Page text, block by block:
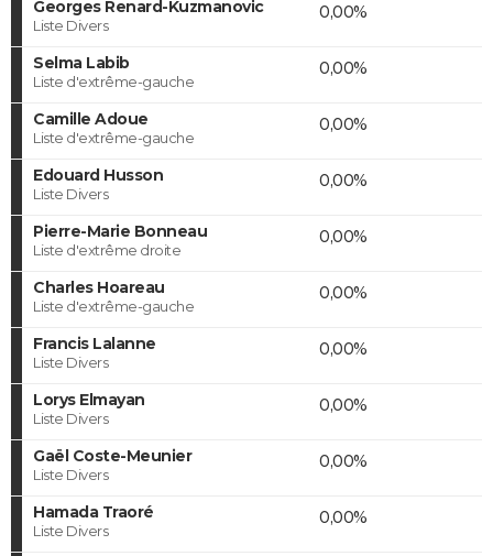
Georges Renard-Kuzmanovic
Liste Divers
0,00%
Selma Labib
Liste d'extrême-gauche
0,00%
Camille Adoue
Liste d'extrême-gauche
0,00%
Edouard Husson
Liste Divers
0,00%
Pierre-Marie Bonneau
Liste d'extrême droite
0,00%
Charles Hoareau
Liste d'extrême-gauche
0,00%
Francis Lalanne
Liste Divers
0,00%
Lorys Elmayan
Liste Divers
0,00%
Gaël Coste-Meunier
Liste Divers
0,00%
Hamada Traoré
Liste Divers
0,00%